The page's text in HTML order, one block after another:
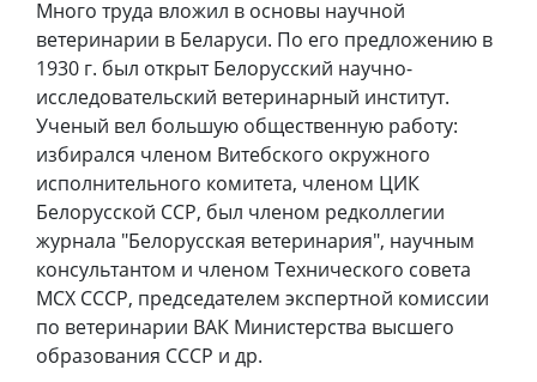
Много труда вложил в основы научной
ветеринарии в Беларуси. По его предложению в
1930 г. был открыт Белорусский научно-
исследовательский ветеринарный институт.
Ученый вел большую общественную работу:
избирался членом Витебского окружного
исполнительного комитета, членом ЦИК
Белорусской ССР, был членом редколлегии
журнала "Белорусская ветеринария", научным
консультантом и членом Технического совета
МСХ СССР, председателем экспертной комиссии
по ветеринарии ВАК Министерства высшего
образования СССР и др.